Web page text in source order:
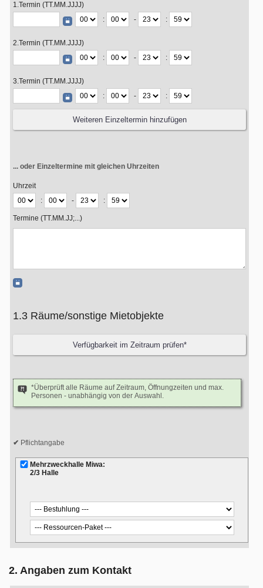
1.Termin (TT.MM.JJJJ)
:
- :
2.Termin (TT.MM.JJJJ)
:
- :
3.Termin (TT.MM.JJJJ)
:
- :
... oder Einzeltermine mit gleichen Uhrzeiten
Uhrzeit
:
- :
Termine (TT.MM.JJ;...)
1.3 Räume/sonstige Mietobjekte
*Überprüft alle Räume auf Zeitraum, Öffnungzeiten und max.
Personen - unabhängig von der Auswahl.
Pflichtangabe
Mehrzweckhalle Miwa:
2/3 Halle
2. Angaben zum Kontakt